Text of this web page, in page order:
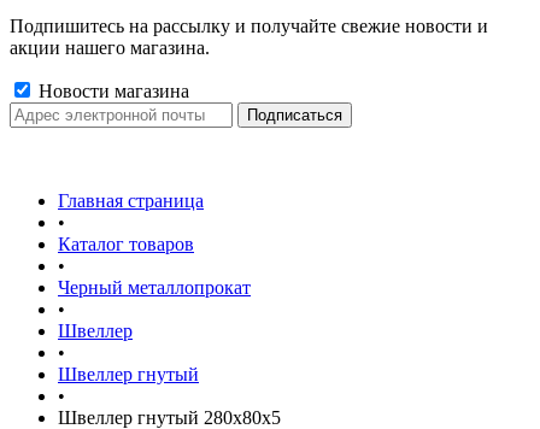
Подпишитесь на рассылку и получайте свежие новости и
акции нашего магазина.
Новости магазина
Главная страница
•
Каталог товаров
•
Черный металлопрокат
•
Швеллер
•
Швеллер гнутый
•
Швеллер гнутый 280х80х5